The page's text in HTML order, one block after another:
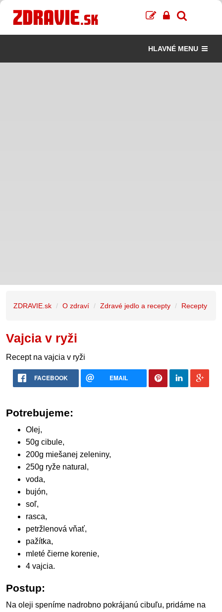
HLAVNÉ MENU
ZDRAVIE.sk O zdraví Zdravé jedlo a recepty Recepty
Vajcia v ryži
Recept na vajcia v ryži
FACEBOOK EMAIL
Potrebujeme:
Olej,
50g cibule,
200g miešanej zeleniny,
250g ryže natural,
voda,
bujón,
soľ,
rasca,
petržlenová vňať,
pažítka,
mleté čierne korenie,
4 vajcia.
Postup:
Na oleji speníme nadrobno pokrájanú cibuľu, pridáme na